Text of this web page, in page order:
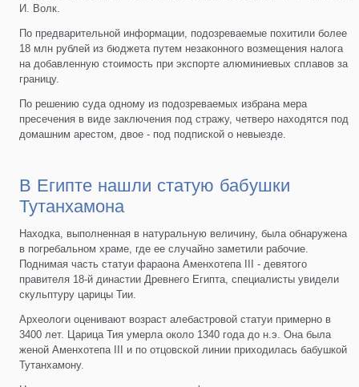
И. Волк.
По предварительной информации, подозреваемые похитили более
18 млн рублей из бюджета путем незаконного возмещения налога
на добавленную стоимость при экспорте алюминиевых сплавов за
границу.
По решению суда одному из подозреваемых избрана мера
пресечения в виде заключения под стражу, четверо находятся под
домашним арестом, двое - под подпиской о невыезде.
В Египте нашли статую бабушки
Тутанхамона
Находка, выполненная в натуральную величину, была обнаружена
в погребальном храме, где ее случайно заметили рабочие.
Поднимая часть статуи фараона Аменхотепа III - девятого
правителя 18-й династии Древнего Египта, специалисты увидели
скульптуру царицы Тии.
Археологи оценивают возраст алебастровой статуи примерно в
3400 лет. Царица Тия умерла около 1340 года до н.э. Она была
женой Аменхотепа III и по отцовской линии приходилась бабушкой
Тутанхамону.